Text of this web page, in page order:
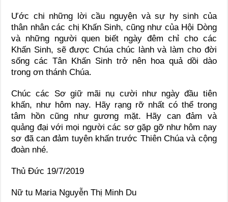
Ước chi những lời cầu nguyện và sự hy sinh của
thân nhân các chị Khấn Sinh, cũng như của Hội Dòng
và những người quen biết ngày đêm chỉ cho các
Khấn Sinh, sẽ được Chúa chúc lành và làm cho đời
sống các Tân Khấn Sinh trở nên hoa quả dồi dào
trong ơn thánh Chúa.
Chúc các Sơ giữ mãi nụ cười như ngày đầu tiên
khấn, như hôm nay. Hãy rạng rỡ nhất có thể trong
tâm hồn cũng như gương mặt. Hãy can đảm và
quảng đại với mọi người các sơ gặp gỡ như hôm nay
sơ đã can đảm tuyên khấn trước Thiên Chúa và cộng
đoàn nhé.
Thủ Đức 19/7/2019
Nữ tu Maria Nguyễn Thị Minh Du